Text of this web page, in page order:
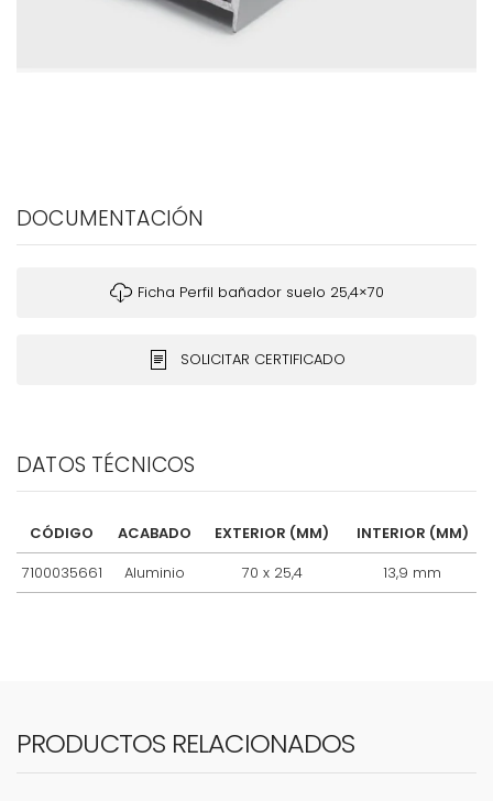
DOCUMENTACIÓN
Ficha Perfil bañador suelo 25,4×70
SOLICITAR CERTIFICADO
DATOS TÉCNICOS
CÓDIGO ACABADO EXTERIOR (MM)
INTERIOR (MM)
7100035661
Aluminio 70 x 25,4 13,9 mm
PRODUCTOS RELACIONADOS